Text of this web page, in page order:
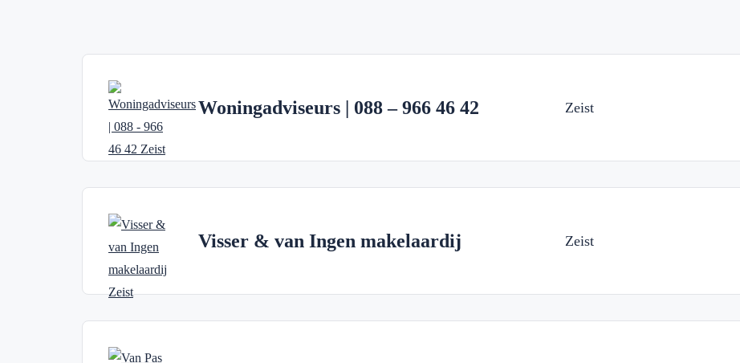
Woningadviseurs | 088 – 966 46 42 Zeist
Visser & van Ingen makelaardij Zeist